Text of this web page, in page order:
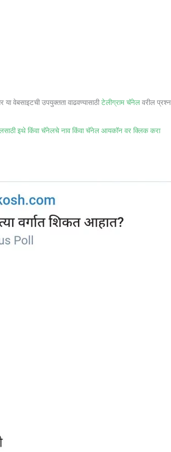
या वेबसाइटची उपयुक्तता वाढवण्यासाठीटेलीग्राम चॅनेल वरील
इथे किंवा चॅनेलचे नाव किंवा चॅनेल आयकॉन वर क्लिक करा